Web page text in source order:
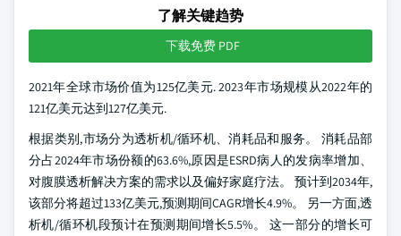
了解关键趋势
下载免费 PDF
2021年全球市场价值为125亿美元. 2023年市场规模从2022年的
121亿美元达到127亿美元.
根据类别,市场分为透析机/循环机、消耗品和服务。 消耗品部
分占2024年市场份额的63.6%,原因是ESRD病人的发病率增加、
对腹膜透析解决方案的需求以及偏好家庭疗法。 预计到2034年,
该部分将超过133亿美元,预测期间CAGR增长4.9%。 另一方面,透
析机/循环机段预计在预测期间增长5.5%。 这一部分的增长可